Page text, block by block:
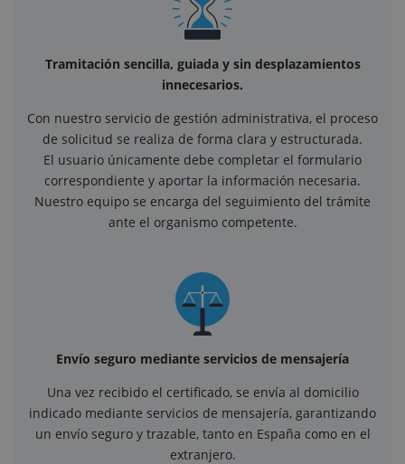
Tramitación sencilla, guiada y sin desplazamientos
innecesarios.
Con nuestro servicio de gestión administrativa, el proceso
de solicitud se realiza de forma clara y estructurada.
El usuario únicamente debe completar el formulario
correspondiente y aportar la información necesaria.
Nuestro equipo se encarga del seguimiento del trámite
ante el organismo competente.
Envío seguro mediante servicios de mensajería
Una vez recibido el certificado, se envía al domicilio
indicado mediante servicios de mensajería, garantizando
un envío seguro y trazable, tanto en España como en el
extranjero.